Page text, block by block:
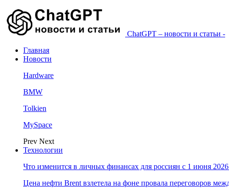
ChatGPT – новости и статьи -
Главная
Новости
Hardware
BMW
Tolkien
MySpace
Prev Next
Технологии
Что изменится в личных финансах для россиян с 1 июня 2026
Цена нефти Brent взлетела на фоне провала переговоров